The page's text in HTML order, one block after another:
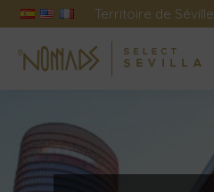
Territoire de Séville